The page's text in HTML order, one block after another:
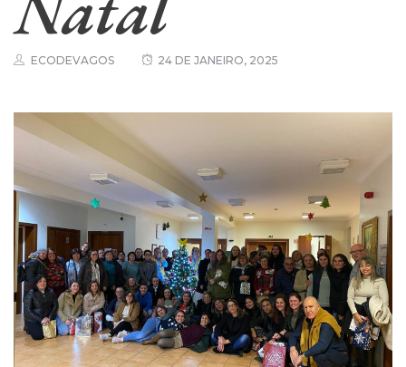
ECODEVAGOS 24 DE JANEIRO, 2025